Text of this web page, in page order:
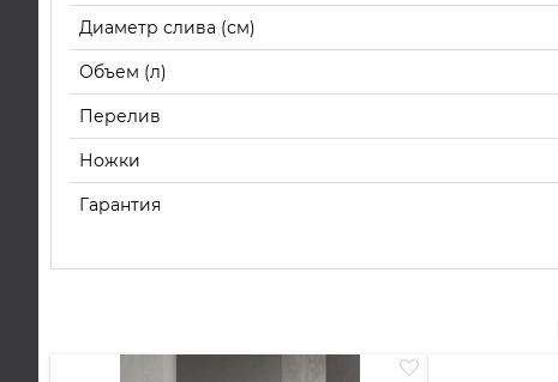
Диаметр слива (см)
Объем (л)
Перелив
Ножки
Гарантия